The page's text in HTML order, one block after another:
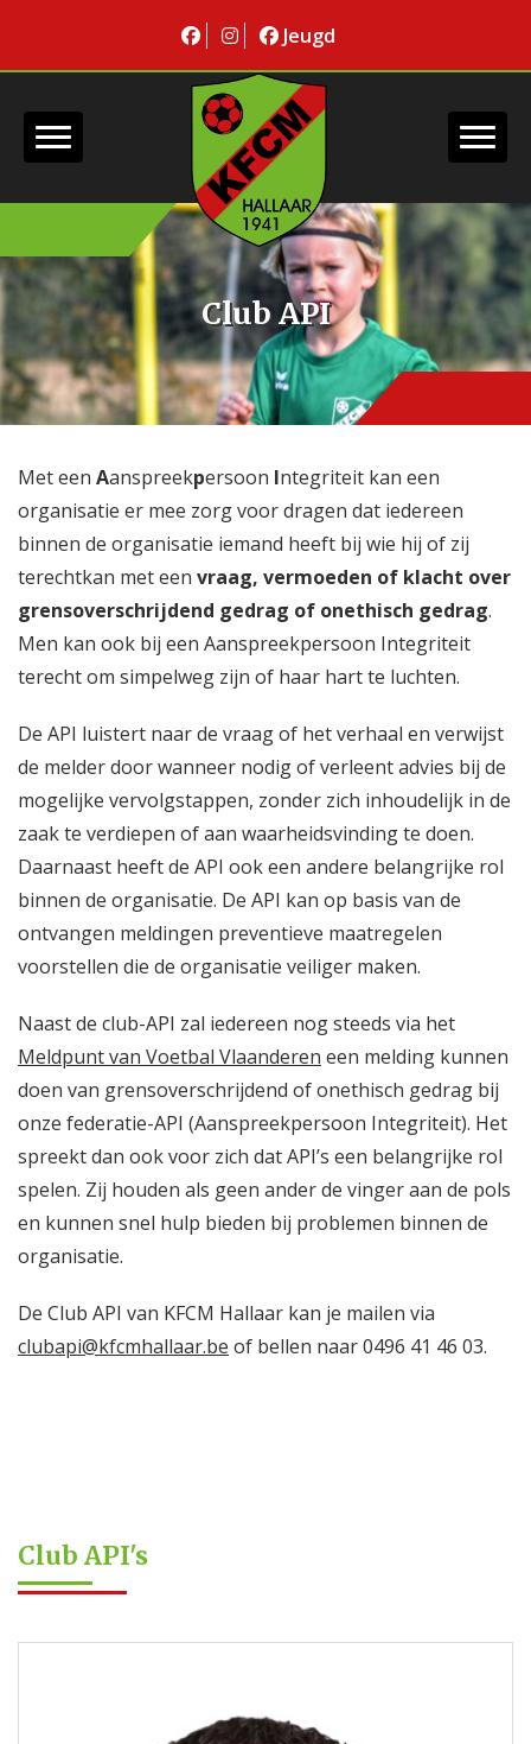
Jeugd
Club API
Met een Aanspreekpersoon Integriteit kan een
organisatie er mee zorg voor dragen dat iedereen
binnen de organisatie iemand heeft bij wie hij of zij
terechtkan met een vraag, vermoeden of klacht over
grensoverschrijdend gedrag of onethisch gedrag.
Men kan ook bij een Aanspreekpersoon Integriteit
terecht om simpelweg zijn of haar hart te luchten.
De API luistert naar de vraag of het verhaal en verwijst
de melder door wanneer nodig of verleent advies bij de
mogelijke vervolgstappen, zonder zich inhoudelijk in de
zaak te verdiepen of aan waarheidsvinding te doen.
Daarnaast heeft de API ook een andere belangrijke rol
binnen de organisatie. De API kan op basis van de
ontvangen meldingen preventieve maatregelen
voorstellen die de organisatie veiliger maken.
Naast de club-API zal iedereen nog steeds via het
Meldpunt van Voetbal Vlaanderen een melding kunnen
doen van grensoverschrijdend of onethisch gedrag bij
onze federatie-API (Aanspreekpersoon Integriteit). Het
spreekt dan ook voor zich dat API’s een belangrijke rol
spelen. Zij houden als geen ander de vinger aan de pols
en kunnen snel hulp bieden bij problemen binnen de
organisatie.
De Club API van KFCM Hallaar kan je mailen via
clubapi@kfcmhallaar.be of bellen naar 0496 41 46 03.
Club API's